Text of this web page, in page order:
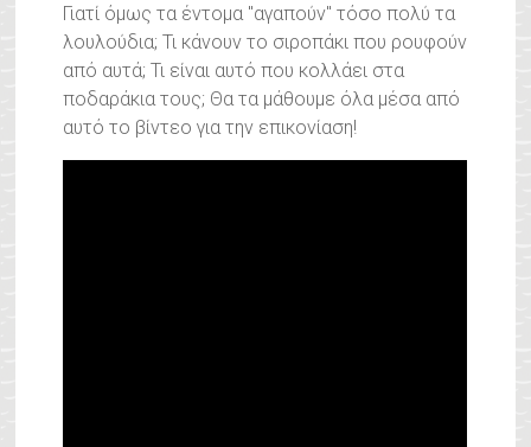
Γιατί όμως τα έντομα "αγαπούν" τόσο πολύ τα
λουλούδια; Τι κάνουν το σιροπάκι που ρουφούν
από αυτά; Τι είναι αυτό που κολλάει στα
ποδαράκια τους; Θα τα μάθουμε όλα μέσα από
αυτό το βίντεο για την επικονίαση!